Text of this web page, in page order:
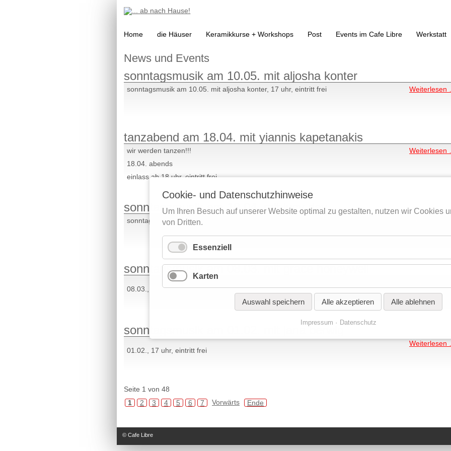
Navigation
überspringen
Home die Häuser Keramikkurse + Workshops Post Events im Cafe Libre Werkstatt
News und Events
sonntagsmusik am 10.05. mit aljosha konter
sonntagsmusik am 10.05. mit aljosha konter, 17 uhr, eintritt frei Weiterlesen
tanzabend am 18.04. mit yiannis kapetanakis
wir werden tanzen!!!
18.04. abends
einlass ab 18 uhr, eintritt frei
Weiterlesen
sonntagsmusik am 19.04. mit lucy day
sonntagsmusik am 19.04. mit lucy day, 17 uhr, eintritt frei
sonntagsmusik am 08.03. mit grace honeywell
08.03., 17 uhr, eintritt frei
sonntagsmusik am 01.02. mit jana berwig
01.02., 17 uhr, eintritt frei
Weiterlesen
Seite 1 von 48
1
2 3 4 5 6 7 Vorwärts Ende
© Cafe Libre
Cookie- und Datenschutzhinweise
Um Ihren Besuch auf unserer Website optimal zu gestalten, nutzen wir Cookies
von Dritten.
Essenziell
Karten
Auswahl speichern Alle akzeptieren Alle ablehnen
Impressum Datenschutz